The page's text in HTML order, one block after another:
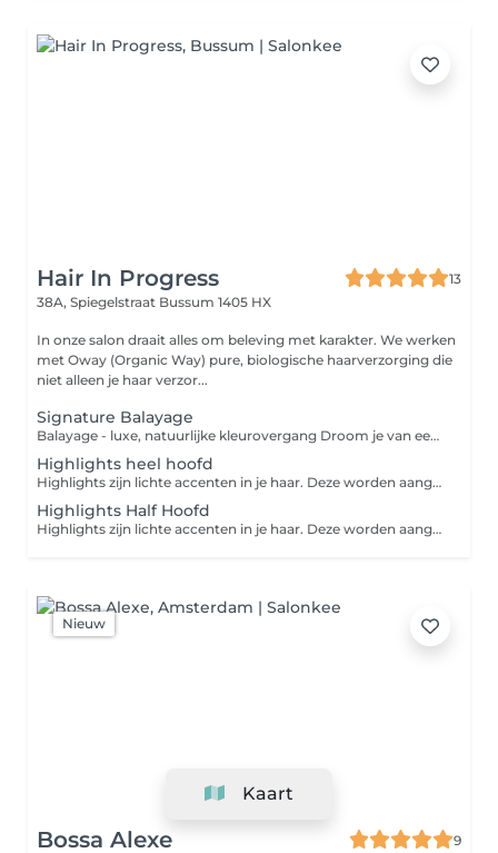
Hair In Progress
13
38A, Spiegelstraat Bussum 1405 HX
In onze salon draait alles om beleving met karakter. We werken
met Oway (Organic Way) pure, biologische haarverzorging die
niet alleen je haar verzor...
Signature Balayage
Balayage - luxe, natuurlijke kleurovergang Droom je van een zachte, sunkissed haarkleur? Met onze balayage techniek creëren we een natuurlijke overgang met prachtige diepte en dimensie. Het resultaat is een luxe, frisse look die lang mooi blijft en weinig onderhoud nodig heeft, inclusief persoonlijk kleuradvies, toner, verzorgende treatment en professionele styling voor een stralend resultaat.
Highlights heel hoofd
Highlights zijn lichte accenten in je haar. Deze worden aangebracht door middel van de folie techniek. Je kunt zelf bepalen hoeveel plukken je wilt en hoe dik de plukken moeten zijn. In principe kan je voor elke folie een andere kleur gebruiken waardoor je veel verschillende tinten krijgt. Let op: de genoemde prijs is een vanaf-prijs. De definitieve prijs is afhankelijk van de lengte, dikte en kwaliteit van je haar. Betaal je online? Dan wordt het eventuele prijsverschil verrekend in de salon.
Highlights Half Hoofd
Highlights zijn lichte accenten in je haar. Deze worden aangebracht door middel van de folie techniek. Je kunt zelf bepalen hoeveel plukken je wilt en hoe dik de plukken moeten zijn. In principe kan je voor elke folie een andere kleur gebruiken waardoor je veel verschillende tinten krijgt. Let op: de genoemde prijs is een vanaf-prijs. De definitieve prijs is afhankelijk van de lengte, dikte en kwaliteit van je haar. Betaal je online? Dan wordt het eventuele prijsverschil verrekend in de salon.
Nieuw
Bossa Alexe 9
Kaart